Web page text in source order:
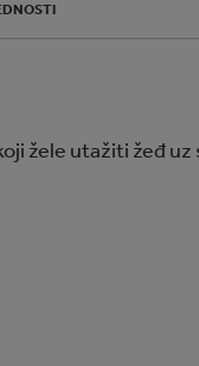
žele utažiti žeđ